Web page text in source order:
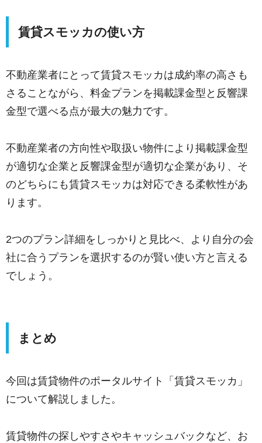
賃貸スモッカの使い方
不動産業者にとって賃貸スモッカは成約率の高さも
さることながら、料金プランを掲載課金型と反響課
金型で選べる点が最大の魅力です。
不動産業者の方向性や取扱い物件により掲載課金型
が適切な企業と反響課金型が適切な企業があり、そ
のどちらにも賃貸スモッカは対応できる柔軟性があ
ります。
2つのプラン詳細をしっかりと見比べ、より自分の会
社に合うプランを選択するのが賢い使い方と言える
でしょう。
まとめ
今回は賃貸物件のポータルサイト「賃貸スモッカ」
について解説しました。
賃貸物件の探しやすさやキャッシュバックなど、お